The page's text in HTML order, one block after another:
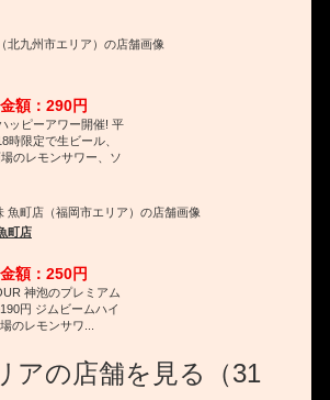
額：290円
ッピーアワー開催! 平
時限定で生ビール、
のレモンサワー、ソ
町店
額：250円
神泡のプレミアム
円 ジムビームハイ
のレモンサワ...
アの店舗を見る（31